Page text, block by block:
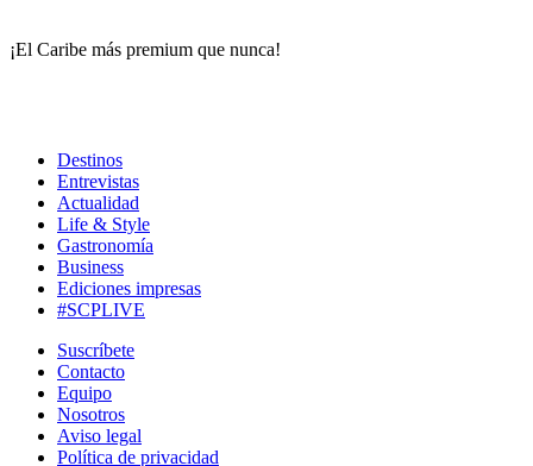
¡El Caribe más premium que nunca!
Destinos
Entrevistas
Actualidad
Life & Style
Gastronomía
Business
Ediciones impresas
#SCPLIVE
Suscríbete
Contacto
Equipo
Nosotros
Aviso legal
Política de privacidad